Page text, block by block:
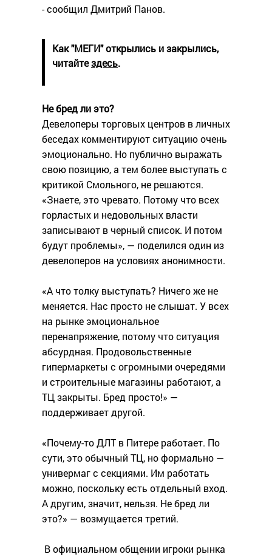
- сообщил Дмитрий Панов.
Как "МЕГИ" открылись и закрылись,
читайтездесь.
Не бред ли это?
Девелоперы торговых центров в личных
беседах комментируют ситуацию очень
эмоционально. Но публично выражать
свою позицию, а тем более выступать с
критикой Смольного, не решаются.
«Знаете, это чревато. Потому что всех
горластых и недовольных власти
записывают в черный список. И потом
будут проблемы», — поделился один из
девелоперов на условиях анонимности.
«А что толку выступать? Ничего же не
меняется. Нас просто не слышат. У всех
на рынке эмоциональное
перенапряжение, потому что ситуация
абсурдная. Продовольственные
гипермаркеты с огромными очередями
и строительные магазины работают, а
ТЦ закрыты. Бред просто!» —
поддерживает другой.
«Почему-то ДЛТ в Питере работает. По
сути, это обычный ТЦ, но формально —
универмаг с секциями. Им работать
можно, поскольку есть отдельный вход.
А другим, значит, нельзя. Не бред ли
это?» — возмущается третий.
В официальном общении игроки рынка